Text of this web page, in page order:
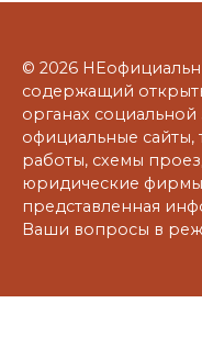
© 2026
содержащий
органах
официальные сайты,
работы, схемы
юридические
представленная
Ваши вопросы в